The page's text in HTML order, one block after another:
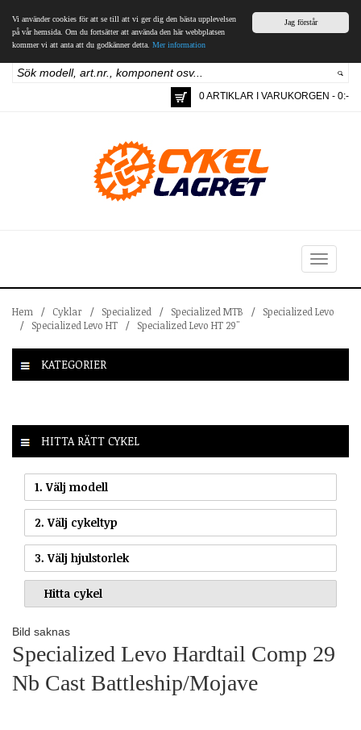
Jag förstår
Vi använder cookies för att se till att vi ger dig den bästa upplevelsen
på vår hemsida. Om du fortsätter att använda den här webbplatsen
kommer vi att anta att du godkänner detta. Mer information
0 ARTIKLAR I VARUKORGEN - 0:-
Toggle
navigation
Hem / Cyklar / Specialized / Specialized MTB /
Specialized Levo
/
Specialized Levo HT / Specialized Levo HT 29"
KATEGORIER
HITTA RÄTT CYKEL
1. Välj modell
2. Välj cykeltyp
3. Välj hjulstorlek
Bild saknas
Specialized Levo Hardtail Comp 29
Nb Cast Battleship/Mojave